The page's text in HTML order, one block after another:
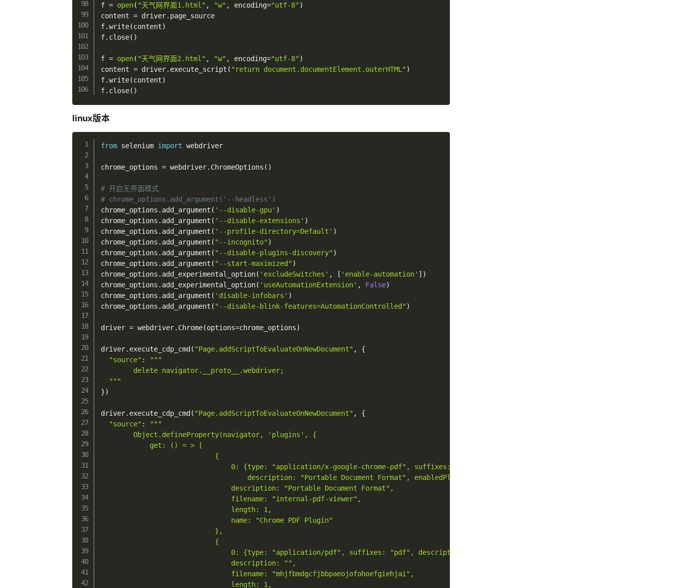
f = open( "天气网界面1.html" , "w" , encoding="utf-8")
content = driver. page_source
f.write(content)
f. close( )
f = open( "天气网界面2.html" , "w" , encoding="utf-8")
content = driver. execute_script ( "return document.documentElement.outerHTML")
f.write(content)
f. close( )
linux版本
from selenium import webdriver
chrome_options = webdriver. ChromeOptions ( )
# 开启无界面模式
# chrome_options.add_argument('--headless')
chrome_options . add_argument ( '--disable-gpu' )
chrome_options . add_argument ( '--disable-extensions' )
chrome_options . add_argument ( '--profile-directory=Default' )
chrome_options . add_argument ( "--incognito")
chrome_options . add_argument ( "--disable-plugins-discovery")
chrome_options . add_argument ( "--start-maximized")
chrome_options . add_experimental_option( 'excludeSwitches' , [ 'enable-automation' ] )
chrome_options . add_experimental_option( 'useAutomationExtension' , False)
chrome_options . add_argument ( 'disable-infobars' )
chrome_options . add_argument ( "--disable-blink-features=AutomationControlled")
driver = webdriver. Chrome(options=chrome_options)
driver. execute_cdp_cmd ( "Page.addScriptToEvaluateOnNewDocument" ,
{
"source" :
"""
        delete navigator.__proto__.webdriver;
  """
})
driver. execute_cdp_cmd ( "Page.addScriptToEvaluateOnNewDocument" ,
{
"source" :
"""
        Object.defineProperty(navigator, 'plugins', {
            get: () = > [
                            {
                                0: {type: "application/x-google-chrome-pdf", suffixes: "pdf",
                                    description: "Portable Document Format", enabledPlugin: Plugin},
                                description: "Portable Document Format",
                                filename: "internal-pdf-viewer",
                                length: 1,
                                name: "Chrome PDF Plugin"
                            },
                            {
                                0: {type: "application/pdf", suffixes: "pdf", description: "", enabledPlugin: Plugin},
                                description: "",
                                filename: "mhjfbmdgcfjbbpaeojofohoefgiehjai",
                                length: 1,